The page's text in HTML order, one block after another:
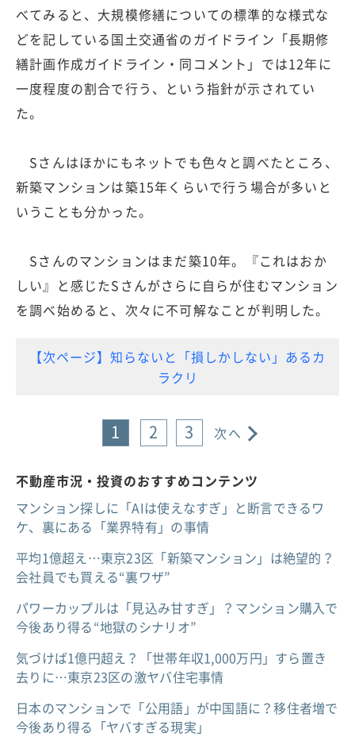
べてみると、大規模修繕についての標準的な様式な
どを記している国土交通省のガイドライン「長期修
繕計画作成ガイドライン・同コメント」では12年に
一度程度の割合で行う、という指針が示されてい
た。
Sさんはほかにもネットでも色々と調べたところ、
新築マンションは築15年くらいで行う場合が多いと
いうことも分かった。
Sさんのマンションはまだ築10年。『これはおか
しい』と感じたSさんがさらに自らが住むマンション
を調べ始めると、次々に不可解なことが判明した。
【次ページ】知らないと「損しかしない」あるカ
ラクリ
1 2 3 次へ
不動産市況・投資のおすすめコンテンツ
マンション探しに「AIは使えなすぎ」と断言できるワ
ケ、裏にある「業界特有」の事情
平均1億超え…東京23区「新築マンション」は絶望的？
会社員でも買える“裏ワザ”
パワーカップルは「見込み甘すぎ」？マンション購入で
今後あり得る“地獄のシナリオ”
気づけば1億円超え？「世帯年収1,000万円」すら置き
去りに…東京23区の激ヤバ住宅事情
日本のマンションで「公用語」が中国語に？移住者増で
今後あり得る「ヤバすぎる現実」